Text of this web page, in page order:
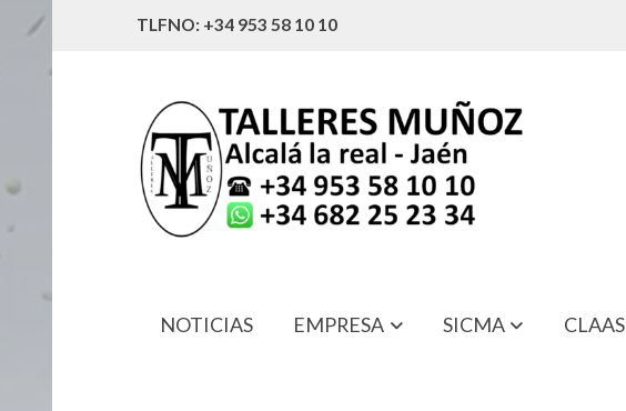
TLFNO: +34 953 58 10 10
NOTICIAS EMPRESA SICMA CLAAS
33142-G9500 RETEN SALIDA CAMBIO SD-33